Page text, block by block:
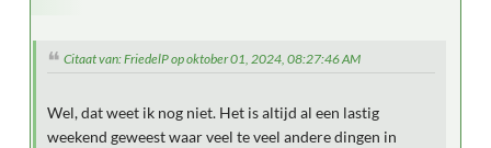
Citaat van: FriedelP op oktober 01, 2024, 08:27:46 AM
Wel, dat weet ik nog niet. Het is altijd al een lastig
weekend geweest waar veel te veel andere dingen in